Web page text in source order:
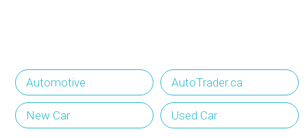
Automotive AutoTrader.ca
New Car Used Car